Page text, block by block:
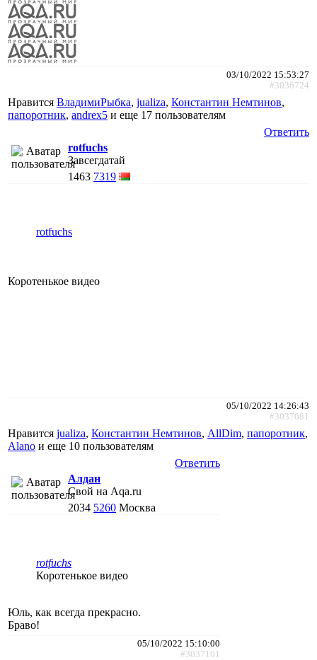
03/10/2022 15:53:27
#3036724
Нравится ВладимиРыбка, jualiza, Константин Немтинов,
папоротник, andrex5 и еще 17 пользователям
Ответить
rotfuchs
Завсегдатай
1463 7319
rotfuchs
Коротенькое видео
05/10/2022 14:26:43
#3037081
Нравится jualiza, Константин Немтинов, AllDim, папоротник,
Alano и еще 10 пользователям
Ответить
Алдан
Свой на Aqa.ru
2034 5260 Москва
rotfuchs
Коротенькое видео
Юль, как всегда прекрасно.
Браво!
05/10/2022 15:10:00
#3037101